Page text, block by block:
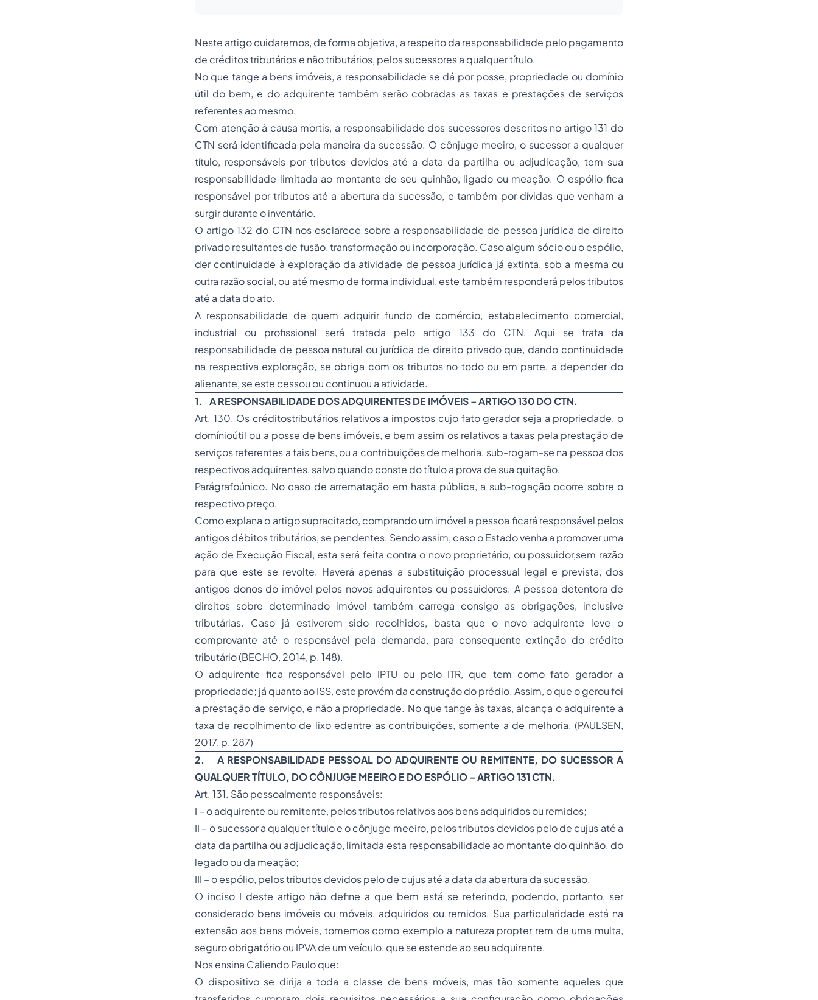
Neste artigo cuidaremos, de forma objetiva, a respeito da responsabilidade pelo pagamento
de créditos tributários e não tributários, pelos sucessores a qualquer título.
No que tange a bens imóveis, a responsabilidade se dá por posse, propriedade ou domínio
útil do bem, e do adquirente também serão cobradas as taxas e prestações de serviços
referentes ao mesmo.
Com atenção à causa mortis, a responsabilidade dos sucessores descritos no artigo 131 do
CTN será identificada pela maneira da sucessão. O cônjuge meeiro, o sucessor a qualquer
título, responsáveis por tributos devidos até a data da partilha ou adjudicação, tem sua
responsabilidade limitada ao montante de seu quinhão, ligado ou meação. O espólio fica
responsável por tributos até a abertura da sucessão, e também por dívidas que venham a
surgir durante o inventário.
O artigo 132 do CTN nos esclarece sobre a responsabilidade de pessoa jurídica de direito
privado resultantes de fusão, transformação ou incorporação. Caso algum sócio ou o espólio,
der continuidade à exploração da atividade de pessoa jurídica já extinta, sob a mesma ou
outra razão social, ou até mesmo de forma individual, este também responderá pelos tributos
até a data do ato.
A responsabilidade de quem adquirir fundo de comércio, estabelecimento comercial,
industrial ou profissional será tratada pelo artigo 133 do CTN. Aqui se trata da
responsabilidade de pessoa natural ou jurídica de direito privado que, dando continuidade
na respectiva exploração, se obriga com os tributos no todo ou em parte, a depender do
alienante, se este cessou ou continuou a atividade.
1. A RESPONSABILIDADE DOS ADQUIRENTES DE IMÓVEIS – ARTIGO 130 DO CTN.
Art. 130. Os créditostributários relativos a impostos cujo fato gerador seja a propriedade, o
domínioútil ou a posse de bens imóveis, e bem assim os relativos a taxas pela prestação de
serviços referentes a tais bens, ou a contribuições de melhoria, sub-rogam-se na pessoa dos
respectivos adquirentes, salvo quando conste do título a prova de sua quitação.
Parágrafoúnico. No caso de arrematação em hasta pública, a sub-rogação ocorre sobre o
respectivo preço.
Como explana o artigo supracitado, comprando um imóvel a pessoa ficará responsável pelos
antigos débitos tributários, se pendentes. Sendo assim, caso o Estado venha a promover uma
ação de Execução Fiscal, esta será feita contra o novo proprietário, ou possuidor,sem razão
para que este se revolte. Haverá apenas a substituição processual legal e prevista, dos
antigos donos do imóvel pelos novos adquirentes ou possuidores. A pessoa detentora de
direitos sobre determinado imóvel também carrega consigo as obrigações, inclusive
tributárias. Caso já estiverem sido recolhidos, basta que o novo adquirente leve o
comprovante até o responsável pela demanda, para consequente extinção do crédito
tributário (BECHO, 2014, p. 148).
O adquirente fica responsável pelo IPTU ou pelo ITR, que tem como fato gerador a
propriedade; já quanto ao ISS, este provém da construção do prédio. Assim, o que o gerou foi
a prestação de serviço, e não a propriedade. No que tange às taxas, alcança o adquirente a
taxa de recolhimento de lixo edentre as contribuições, somente a de melhoria. (PAULSEN,
2017, p. 287)
2. A RESPONSABILIDADE PESSOAL DO ADQUIRENTE OU REMITENTE, DO SUCESSOR A
QUALQUER TÍTULO, DO CÔNJUGE MEEIRO E DO ESPÓLIO – ARTIGO 131 CTN.
Art. 131. São pessoalmente responsáveis:
I – o adquirente ou remitente, pelos tributos relativos aos bens adquiridos ou remidos;
II – o sucessor a qualquer título e o cônjuge meeiro, pelos tributos devidos pelo de cujus até a
data da partilha ou adjudicação, limitada esta responsabilidade ao montante do quinhão, do
legado ou da meação;
III – o espólio, pelos tributos devidos pelo de cujus até a data da abertura da sucessão.
O inciso I deste artigo não define a que bem está se referindo, podendo, portanto, ser
considerado bens imóveis ou móveis, adquiridos ou remidos. Sua particularidade está na
extensão aos bens móveis, tomemos como exemplo a natureza propter rem de uma multa,
seguro obrigatório ou IPVA de um veículo, que se estende ao seu adquirente.
Nos ensina Caliendo Paulo que:
O dispositivo se dirija a toda a classe de bens móveis, mas tão somente aqueles que